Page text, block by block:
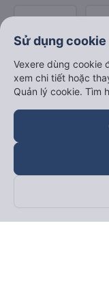
Theo dõi
Sử dụng cookie
Vexere dùng cookie
xem chi tiết hoặc
Quản lý cookie. Tìm